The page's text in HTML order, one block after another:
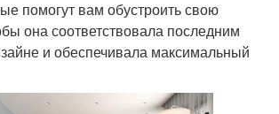
помогут вам обустроить свою
она соответствовала последним
и обеспечивала максимальный